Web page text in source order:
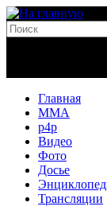
Главная
MMA
p4p
Видео
Фото
Досье
Трансляции